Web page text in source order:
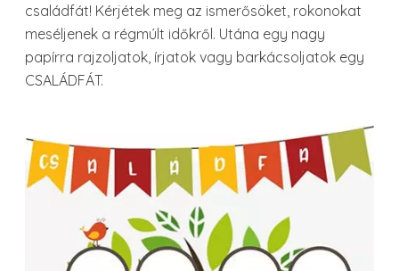
családfát! Kérjétek meg az ismerősöket, rokonokat
meséljenek a régmúlt időkről. Utána egy nagy
papírra rajzoljatok, írjatok vagy barkácsoljatok egy
CSALÁDFÁT.